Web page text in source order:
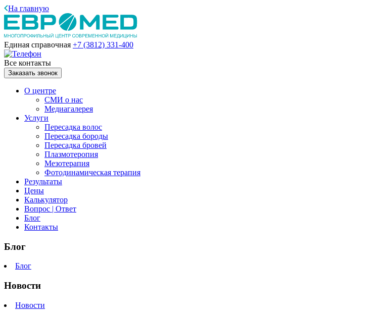
На главную
Единая справочная +7 (3812) 331-400
Все контакты
Заказать звонок
О центре
СМИ о нас
Медиагалерея
Услуги
Пересадка волос
Пересадка бороды
Пересадка бровей
Плазмотеропия
Мезотерапия
Фотодинамическая терапия
Результаты
Цены
Калькулятор
Вопрос | Ответ
Блог
Контакты
Блог
Блог
Новости
Новости